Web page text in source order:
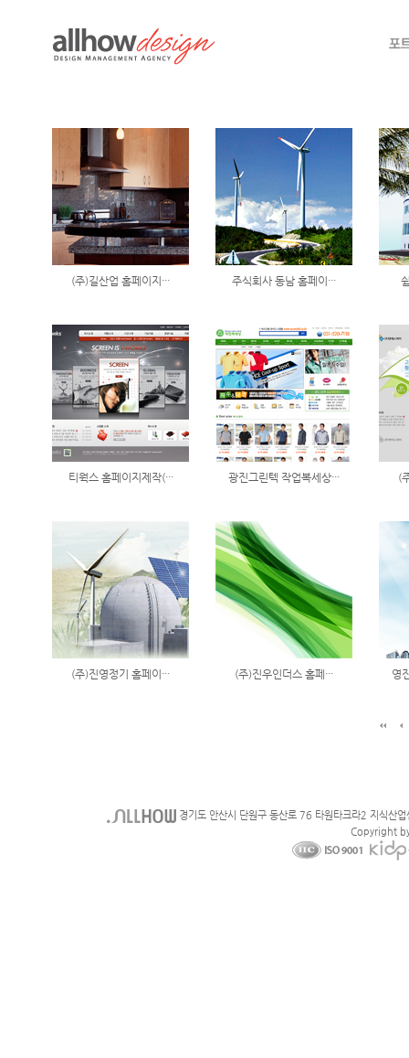
(주)길산업 홈페이지··· 주식회사 동남 홈페이···
티웍스 홈페이지제작(··· 광진그린텍 작업복세상··· (
(주)진영정기 홈페이··· (주)진우인더스 홈페··· 영
경기도 안산시 단원구 동산로 76 타원타크라2 지
Copyright